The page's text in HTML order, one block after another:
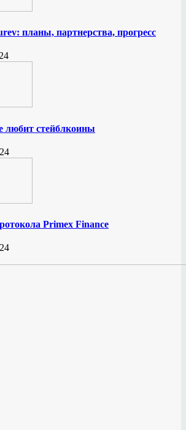
планы, партнерства, прогресс
стейблкоины
Primex Finance